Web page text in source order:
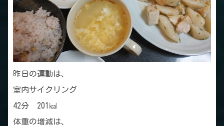
昨日の運動は、
室内サイクリング
42分 201㎉
体重の増減は、